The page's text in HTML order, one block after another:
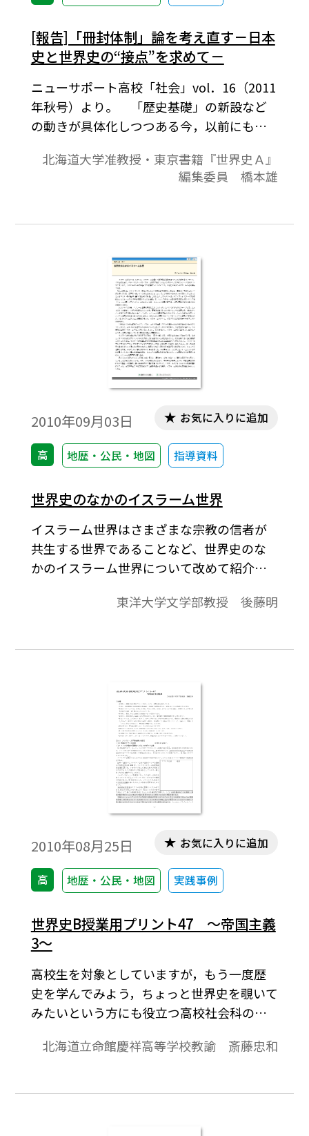
[報告]「冊封体制」論を考え直す－日本
史と世界史の“接点”を求めて－
ニューサポート高校「社会」vol．16（2011
年秋号）より。 「歴史基礎」の新設など
の動きが具体化しつつある今，以前にも増
められている。ここでは，両者の“接
点”（すでにこの言葉自体が不適切だが，便
封体制」論の現在を取り上げたい。「東ア
つあるのか，卑見をまじえながら紹介して
北海道大学准教授・東京書籍『世界史Ａ』
編集委員 橋本雄
2010年09月03日
高 地歴・公民・地図 指導資料
お気に入りに追加
世界史のなかのイスラーム世界
イスラーム世界はさまざまな宗教の信者が
共生する世界であることなど、世界史のな
かのイスラーム世界について改めて紹介し
を中心に世界史を組み立てる姿勢を改める
東洋大学文学部教授 後藤明
2010年08月25日
高 地歴・公民・地図 実践事例
お気に入りに追加
世界史B授業用プリント47 ～帝国主義
3～
高校生を対象としていますが，もう一度歴
史を学んでみよう，ちょっと世界史を覗いて
みたいという方にも役立つ高校社会科の資
っかり」学びうるよう内容の充実をはか
を配して，興味関心を喚起することに努め
北海道立命館慶祥高等学校教諭 斎藤忠和